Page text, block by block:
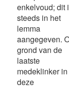
enkelvoud; dit
steeds in het
lemma
aangegeven.
grond van de
laatste
medeklinker in
deze